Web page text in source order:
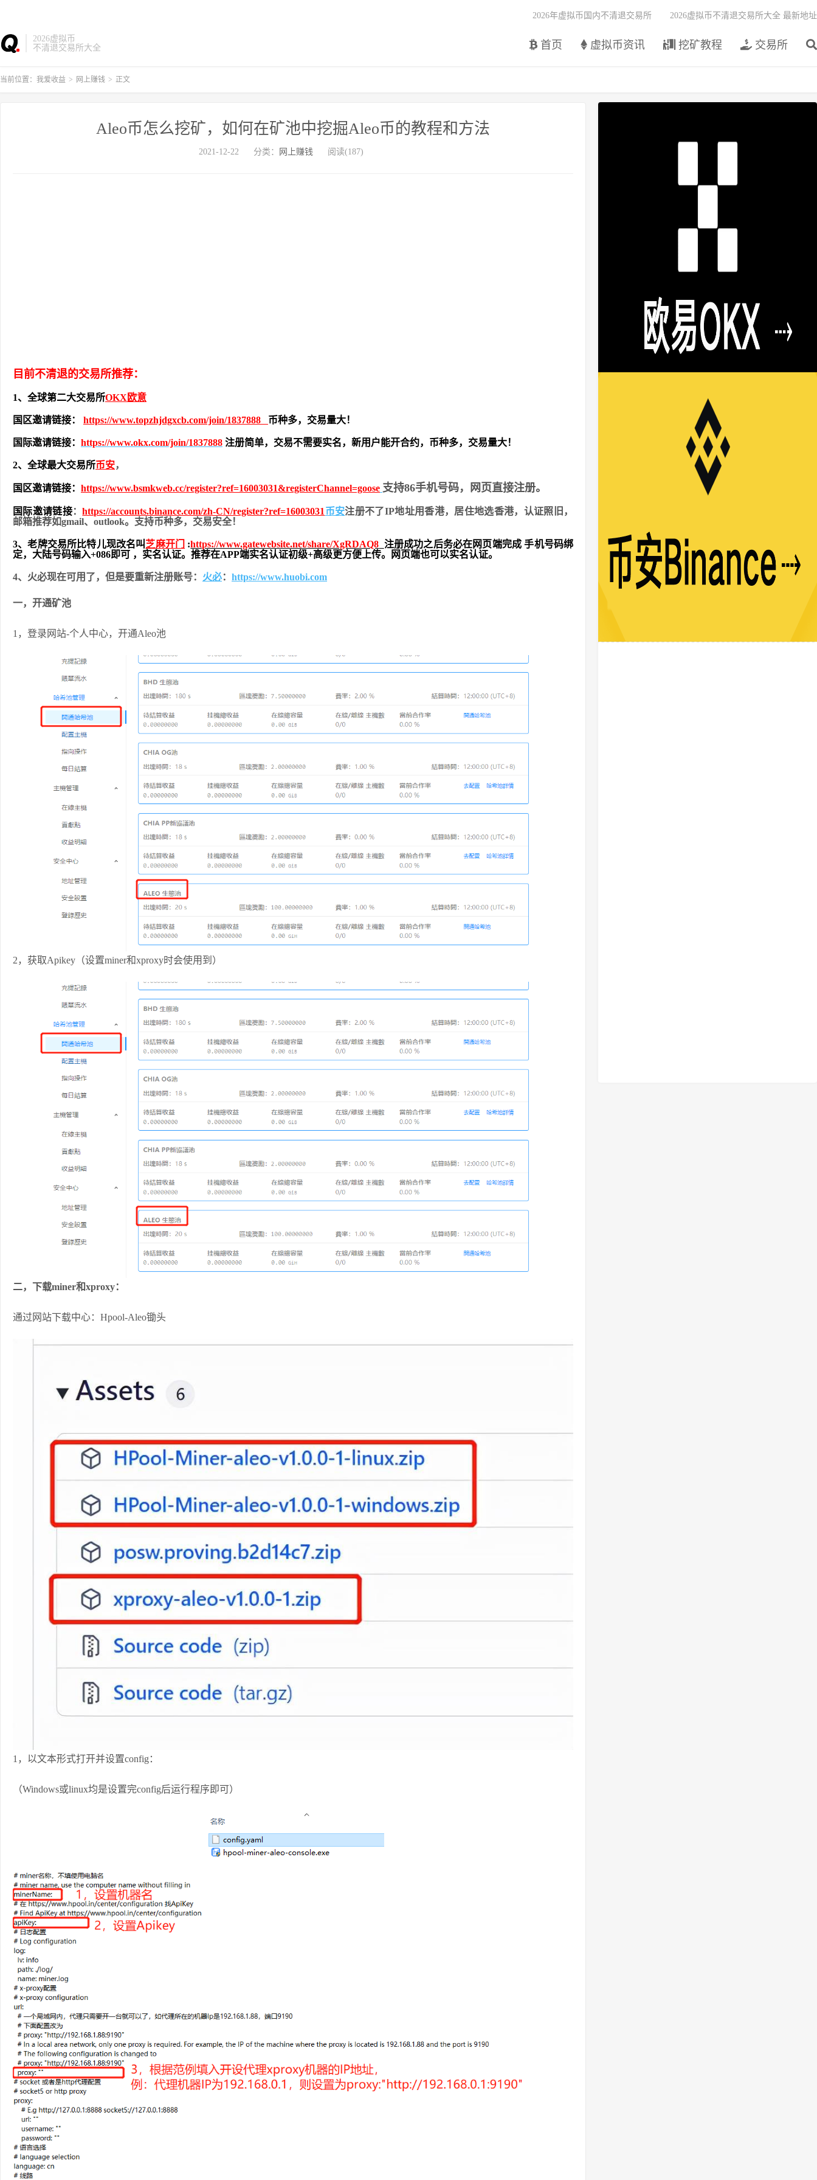
2026虚拟币
不清退交易所大全
首页 虚拟币资讯 挖矿教程 交易所
2026年虚拟币国内不清退交易所 2026虚拟币不清退交易所大全 最新地址
当前位置： 我爱收益 > 网上赚钱 > 正文
Aleo币怎么挖矿，如何在矿池中挖掘Aleo币的教程和方法
2021-12-22 分类： 网上赚钱 阅读(187)
目前不清退的交易所推荐：
1、全球第二大交易所OKX欧意
国区邀请链接： https://www.topzhjdgxcb.com/join/1837888 币种多，交易量大！
国际邀请链接： https://www.okx.com/join/1837888 注册简单，交易不需要实名，新用户能开合约， 币种多，交易量大！
2、全球最大交易所币安，
国区邀请链接： https://www.bsmkweb.cc/register?ref=16003031&registerChannel=goose 支持86手机号码，网页直接注册。
国际邀请链接：https://accounts.binance.com/zh-CN/register?ref=16003031 币安注册不了IP地址用香港，居住地选香港，认证照旧，
邮箱推荐如gmail、outlook。支持币种多，交易安全！
3、老牌交易所比特儿现改名叫 芝麻开门 :https://www.gatewebsite.net/share/XgRDAQ8 注册成功之后务必在网页端完成 手机号码绑
定，大陆号码输入+086即可 ，实名认证。推荐在APP端实名认证初级+高级更方便上传。网页端也可以实名认证。
4、火必现在可用了，但是要重新注册账号： 火必： https://www.huobi.com
一，开通矿池
1，登录网站-个人中心，开通Aleo池
2，获取Apikey（设置miner和xproxy时会使用到）
二，下载miner和xproxy：
通过网站下载中心：Hpool-Aleo锄头
1，以文本形式打开并设置config：
（Windows或linux均是设置完config后运行程序即可）